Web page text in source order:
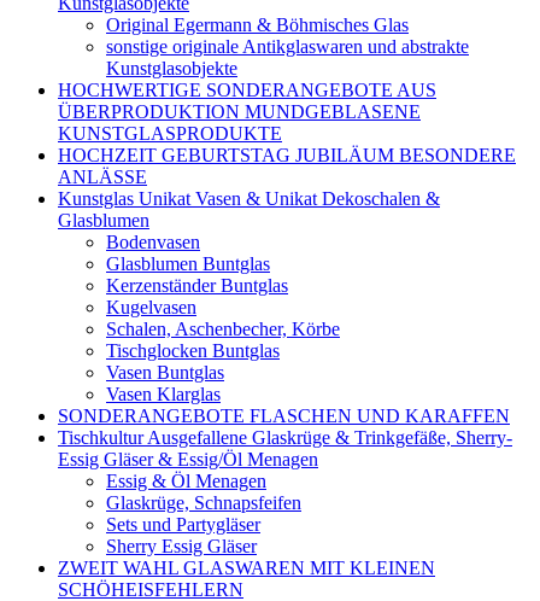
Original Egermann & Böhmisches Glas
sonstige originale Antikglaswaren und abstrakte
Kunstglasobjekte
HOCHWERTIGE SONDERANGEBOTE AUS
ÜBERPRODUKTION MUNDGEBLASENE
KUNSTGLASPRODUKTE
HOCHZEIT GEBURTSTAG JUBILÄUM BESONDERE
ANLÄSSE
Kunstglas Unikat Vasen & Unikat Dekoschalen &
Glasblumen
Bodenvasen
Glasblumen Buntglas
Kerzenständer Buntglas
Kugelvasen
Schalen, Aschenbecher, Körbe
Tischglocken Buntglas
Vasen Buntglas
Vasen Klarglas
SONDERANGEBOTE FLASCHEN UND KARAFFEN
Tischkultur Ausgefallene Glaskrüge & Trinkgefäße, Sherry-
Essig Gläser & Essig/Öl Menagen
Essig & Öl Menagen
Glaskrüge, Schnapsfeifen
Sets und Partygläser
Sherry Essig Gläser
ZWEIT WAHL GLASWAREN MIT KLEINEN
SCHÖHEISFEHLERN